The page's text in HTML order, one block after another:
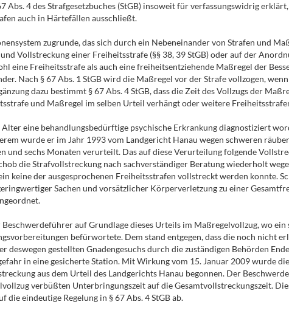
Abs. 4 des Strafgesetzbuches (StGB) insoweit für verfassungswidrig
auch in Härtefällen ausschließt.
zugrunde, das sich durch ein Nebeneinander von Strafen und
Vollstreckung einer Freiheitsstrafe (§§ 38, 39 StGB) oder auf der
eine Freiheitsstrafe als auch eine freiheitsentziehende Maßregel der
Nach § 67 Abs. 1 StGB wird die Maßregel vor der Strafe vollzogen,
dazu bestimmt § 67 Abs. 4 StGB, dass die Zeit des Vollzugs der
und Maßregel im selben Urteil verhängt oder weitere
eine behandlungsbedürftige psychische Erkrankung diagnostiziert
wurde er im Jahr 1993 vom Landgericht Hanau wegen schweren
und sechs Monaten verurteilt. Das auf diese Verurteilung folgende
die Strafvollstreckung nach sachverständiger Beratung wiederholt
keine der ausgesprochenen Freiheitsstrafen vollstreckt werden konnte.
Sachen und vorsätzlicher Körperverletzung zu einer
auf Grundlage dieses Urteils im Maßregelvollzug, wo
befürwortete. Dem stand entgegen, dass die noch nicht
gestellten Gnadengesuchs durch die zuständigen Behörden
in eine gesicherte Station. Mit Wirkung vom 15. Januar 2009 wurde
aus dem Urteil des Landgerichts Hanau begonnen. Der
verbüßten Unterbringungszeit auf die Gesamtvollstreckungszeit.
eindeutige Regelung in § 67 Abs. 4 StGB ab.